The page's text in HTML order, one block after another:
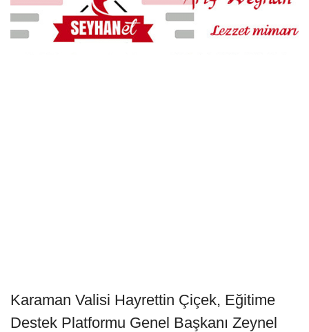
Karaman Valisi Hayrettin Çiçek, Eğitime
Destek Platformu Genel Başkanı Zeynel